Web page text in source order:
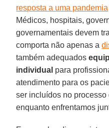
resposta a uma pandemia
Médicos, hospitais,
governamentais devem
comporta não apenas a
também adequados
individual para
atendimento para os
ser incluídos no
enquanto enfrentamos